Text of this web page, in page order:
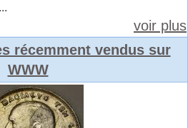
voir plus
récemment vendus sur
WWW